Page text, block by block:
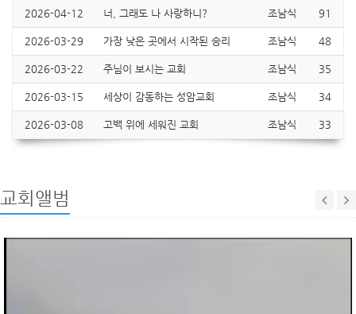
2026-04-12 너, 그래도 나 사랑하니? 조남식 91
2026-03-29 가장 낮은 곳에서 시작된 승리 조남식 48
2026-03-22 주님이 보시는 교회 조남식 35
2026-03-15 세상이 감동하는 성암교회 조남식 34
2026-03-08 고백 위에 세워진 교회 조남식 33
교회앨범